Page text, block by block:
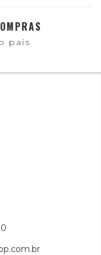
país